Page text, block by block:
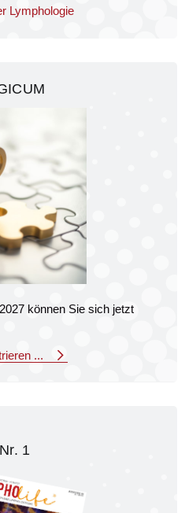
Lymphologie
können Sie sich jetzt
...
1